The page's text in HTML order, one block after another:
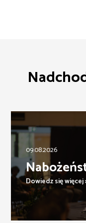
09.08.2026
Dowiedz się więcej